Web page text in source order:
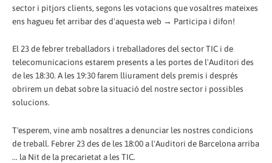
sector i pitjors clients, segons les votacions que vosaltres mateixes
ens hagueu fet arribar des d'aquesta web → Participa i difon!
El 23 de febrer treballadors i treballadores del sector TIC i de
telecomunicacions estarem presents a les portes de l'Auditori des
de les 18:30. A les 19:30 farem lliurament dels premis i després
obrirem un debat sobre la situació del nostre sector i possibles
solucions.
T'esperem, vine amb nosaltres a denunciar les nostres condicions
de treball. Febrer 23 des de les 18:00 a l'Auditori de Barcelona arriba
... la Nit de la precarietat a les TIC.